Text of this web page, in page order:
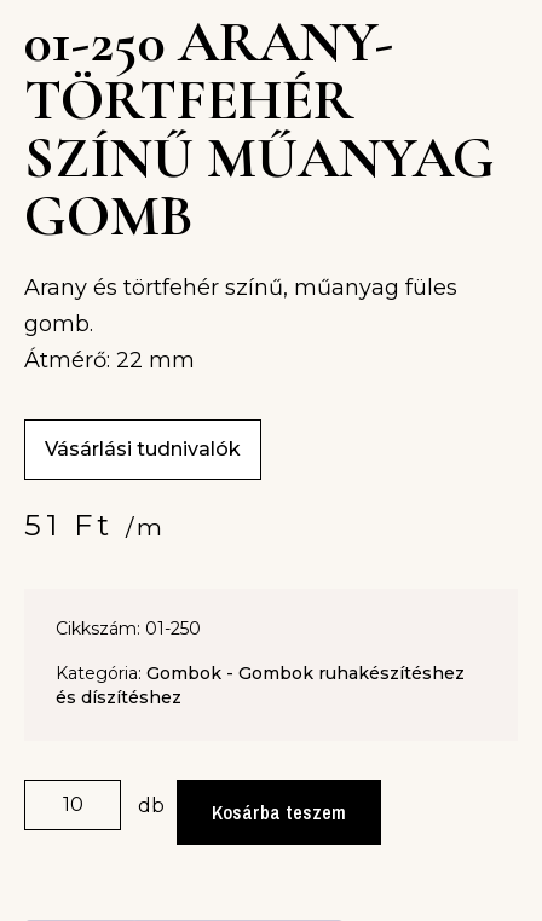
01-250 ARANY-
TÖRTFEHÉR
SZÍNŰ MŰANYAG
GOMB
Arany és törtfehér színű, műanyag füles
gomb.
Átmérő: 22 mm
Vásárlási tudnivalók
51 Ft /m
Cikkszám: 01-250
Kategória: Gombok - Gombok ruhakészítéshez
és díszítéshez
db Kosárba teszem